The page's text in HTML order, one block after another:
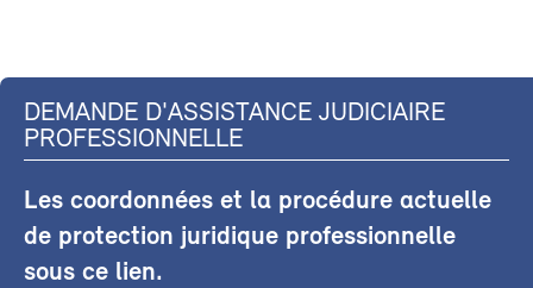
DEMANDE D'ASSISTANCE JUDICIAIRE
PROFESSIONNELLE
Les coordonnées et la procédure actuelle
de protection juridique professionnelle
sous ce lien.